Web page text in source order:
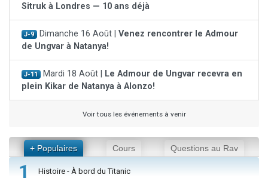
Sitruk à Londres — 10 ans déjà
J-9 Dimanche 16 Août | Venez rencontrer le Admour
de Ungvar à Natanya!
J-11 Mardi 18 Août |
Le Admour de Ungvar recevra en
plein Kikar de Natanya à Alonzo!
Voir tous les événements à venir
+ Populaires Cours Questions au Rav
1 Histoire - À bord du Titanic